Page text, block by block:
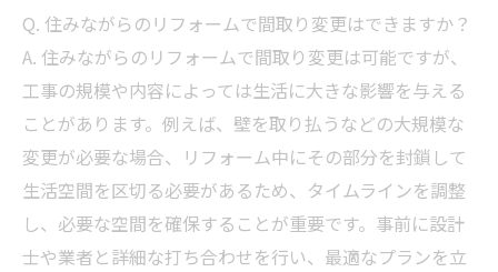
Q. 住みながらのリフォームで間取り変更はできますか？
A. 住みながらのリフォームで間取り変更は可能ですが、
工事の規模や内容によっては生活に大きな影響を与える
ことがあります。例えば、壁を取り払うなどの大規模な
変更が必要な場合、リフォーム中にその部分を封鎖して
生活空間を区切る必要があるため、タイムラインを調整
し、必要な空間を確保することが重要です。事前に設計
士や業者と詳細な打ち合わせを行い、最適なプランを立